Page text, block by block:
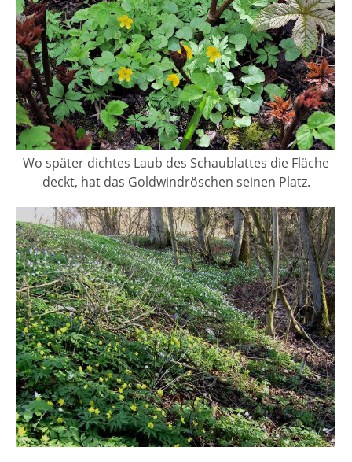
Wo später dichtes Laub des Schaublattes die Fläche
deckt, hat das Goldwindröschen seinen Platz.